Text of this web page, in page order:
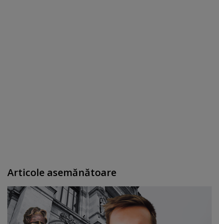
Articole asemănătoare